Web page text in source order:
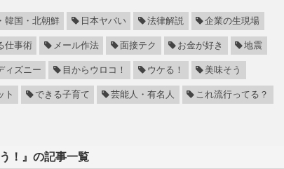
韓国・北朝鮮 日本ヤバい 法律解説 企業の生現場
仕事術 メール作法 面接テク お金が好き 地震
ィズニー 目からウロコ！ ウケる！ 美味そう
ト できる子育て 芸能人・有名人 これ流行ってる？
！』の記事一覧